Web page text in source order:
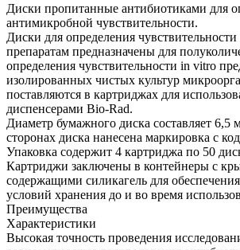
Диски пропитанные антибиотиками для
антимикробной чувствительности.
Диски для определения
препаратам предназначены для
определения чувствительности in vitro
изолированных чистых культур
поставляются в картриджах для
диспенсерами Bio-Rad.
Диаметр бумажного диска составляет 6,5
сторонах диска нанесена маркировка с
Упаковка содержит 4 картриджа по 50
Картриджи заключены в контейнеры с
содержащими силикагель для
условий хранения до и во время
Преимущества
Характеристики
Высокая точность проведения